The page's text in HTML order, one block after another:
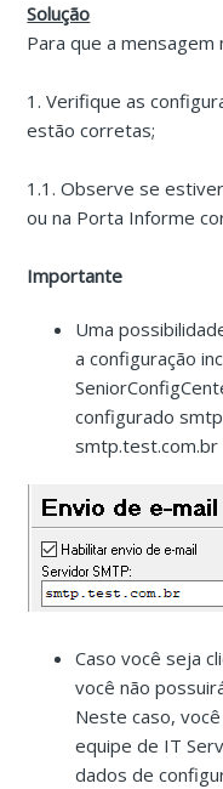
Solução
Para que a
1. Verifique as
estão corretas;
1.1. Observe se
ou na Porta Informe
Importante
Uma
a configuração
configurado
smtp.test.com.br
Caso você seja
você não
Neste caso,
equipe de IT
dados de